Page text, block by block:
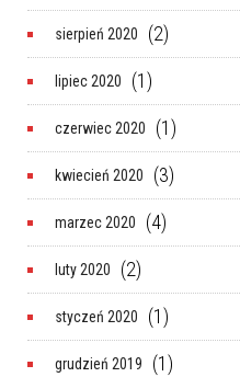
sierpień 2020 (2)
lipiec 2020 (1)
czerwiec 2020 (1)
kwiecień 2020 (3)
marzec 2020 (4)
luty 2020 (2)
styczeń 2020 (1)
grudzień 2019 (1)